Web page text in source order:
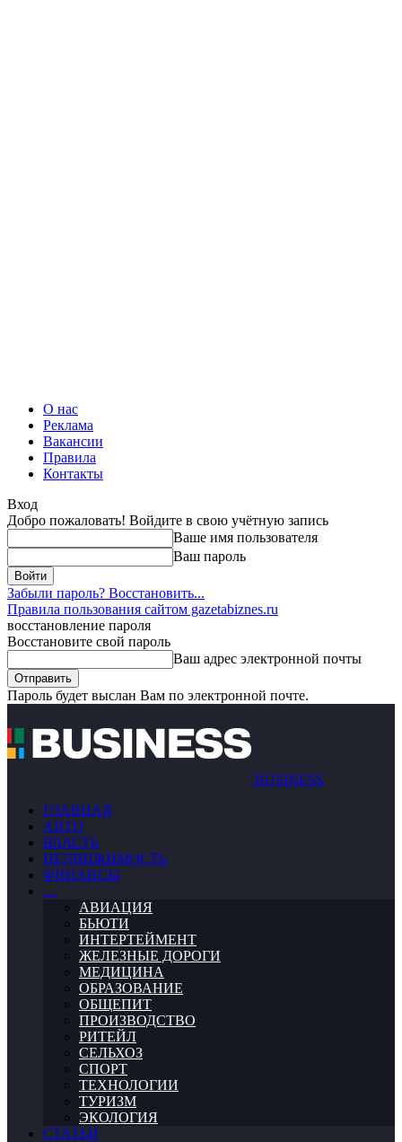
О нас
Реклама
Вакансии
Правила
Контакты
Вход
Добро пожаловать! Войдите в свою учётную запись
Ваше имя пользователя
Ваш пароль
Забыли пароль? Восстановить...
Правила пользования сайтом gazetabiznes.ru
восстановление пароля
Восстановите свой пароль
Ваш адрес электронной почты
Пароль будет выслан Вам по электронной почте.
BUSINESS
ГЛАВНАЯ
АВТО
ВЛАСТЬ
НЕДВИЖИМОСТЬ
ФИНАНСЫ
…
АВИАЦИЯ
БЬЮТИ
ИНТЕРТЕЙМЕНТ
ЖЕЛЕЗНЫЕ ДОРОГИ
МЕДИЦИНА
ОБРАЗОВАНИЕ
ОБЩЕПИТ
ПРОИЗВОДСТВО
РИТЕЙЛ
СЕЛЬХОЗ
СПОРТ
ТЕХНОЛОГИИ
ТУРИЗМ
ЭКОЛОГИЯ
СТАТЬИ